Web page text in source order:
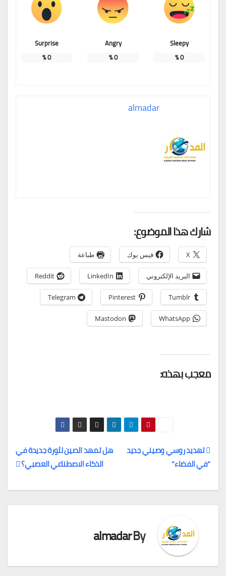
Sleepy
0
%
Angry
0
%
Surprise
0
%
almadar
شارك هذا الموضوع:
X فيس بوك طباعة
البريد الإلكتروني LinkedIn
Reddit
Tumblr
Pinterest
Telegram
WhatsApp
Mastodon
معجب بهذه:
تصفّح
المقالات
هل تمهد الصين لثورة جديدة في
الذكاء الاصطناعي العصبي؟
تهديد روسي وصيني جديد
“في الفضاء”
By
almadar